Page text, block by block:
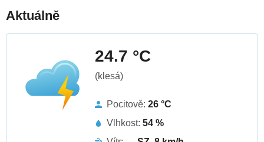
Aktuálně
24.7 °C
(klesá)
Pocitově: 26 °C
Vlhkost: 54 %